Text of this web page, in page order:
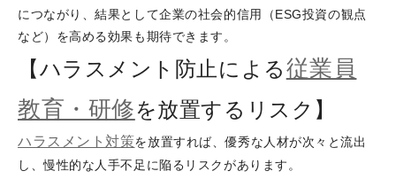
につながり、結果として企業の社会的信用（ESG投資の観点
など）を高める効果も期待できます。
【ハラスメント防止による従業員
教育・研修を放置するリスク】
ハラスメント対策を放置すれば、優秀な人材が次々と流出
し、慢性的な人手不足に陥るリスクがあります。